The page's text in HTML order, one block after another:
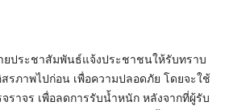
ยประชาสัมพันธ์แจ้งประชาชนให้รับทราบ
รภาพไปก่อน เพื่อความปลอดภัย โดยจะใช้
ราจร เพื่อลดการรับน้ำหนัก หลังจากที่ผู้รับ